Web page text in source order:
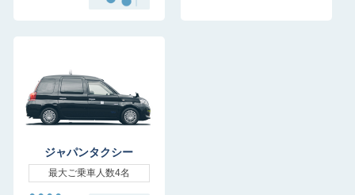
ジャパンタクシー
最大ご乗車人数4名